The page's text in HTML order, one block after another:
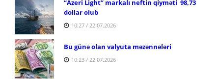
“Azeri Light” markalı neftin qiyməti 98,73
dollar olub
10:27 / 22.07.2026
Bu günə olan valyuta məzənnələri
10:23 / 22.07.2026